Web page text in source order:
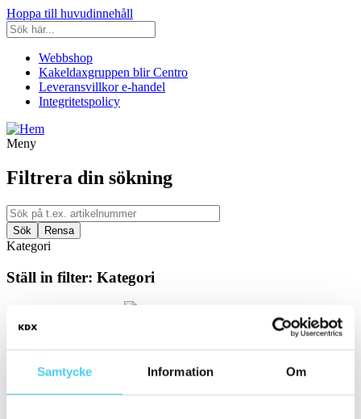
Samtycke Information Om
Hoppa till huvudinnehåll
Webbshop
Kakeldaxgruppen blir Centro
Leveransvillkor e-handel
Integritetspolicy
Meny
Filtrera din sökning
Kategori
Ställ in filter: Kategori
Filtrera efter utrymme:
Kök